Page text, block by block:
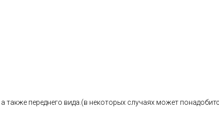
переднего вида.(в некоторых случаях может